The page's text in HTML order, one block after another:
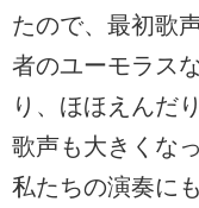
たので、最初歌
者のユーモラス
り、ほほえんだ
歌声も大きくな
私たちの演奏に